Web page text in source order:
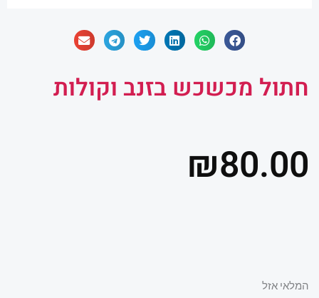
חתול מכשכש בזנב וקולות
₪80.00
המלאי אזל